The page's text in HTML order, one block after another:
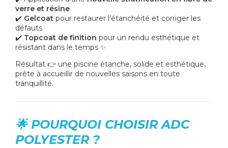
verre et résine
✔️ Gelcoat pour restaurer l’étanchéité et corriger les
défauts
✔️ Topcoat de finition pour un rendu esthétique et
résistant dans le temps ✨
Résultat 👉 une piscine étanche, solide et esthétique,
prête à accueillir de nouvelles saisons en toute
tranquillité.
🌟 POURQUOI CHOISIR ADC
POLYESTER ?